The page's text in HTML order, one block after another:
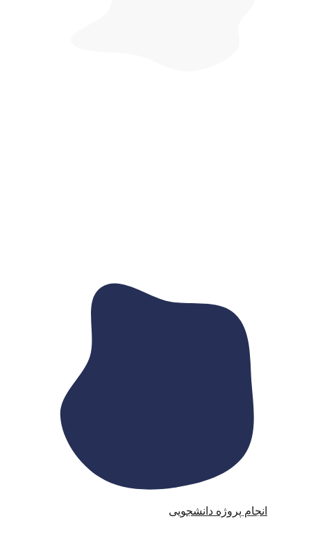
انجام پروژه دانشجویی